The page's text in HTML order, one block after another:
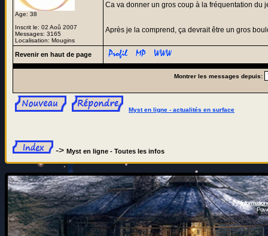
Age: 38
Inscrit le: 02 Aoû 2007
Messages: 3165
Localisation: Mougins
Ca va donner un gros coup à la fréquentation du
Après je la comprend, ça devrait être un gros
Revenir en haut de page
Montrer les messages depuis:
Myst en ligne - actualités en surface
-> Myst en ligne - Toutes les infos